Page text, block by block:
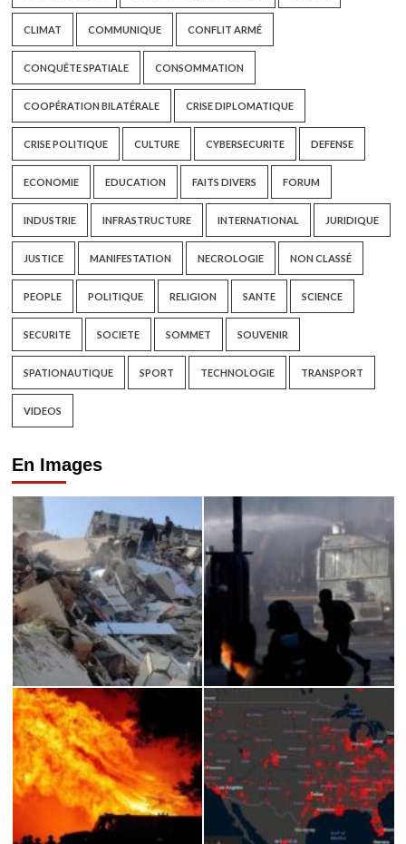
CLIMAT COMMUNIQUE CONFLIT ARMÉ
CONQUÊTE SPATIALE CONSOMMATION
COOPÉRATION BILATÉRALE CRISE DIPLOMATIQUE
CRISE POLITIQUE CULTURE CYBERSECURITE DEFENSE
ECONOMIE EDUCATION FAITS DIVERS FORUM
INDUSTRIE INFRASTRUCTURE INTERNATIONAL JURIDIQUE
JUSTICE MANIFESTATION NECROLOGIE NON CLASSÉ
PEOPLE POLITIQUE RELIGION SANTE SCIENCE
SECURITE SOCIETE SOMMET SOUVENIR
SPATIONAUTIQUE SPORT TECHNOLOGIE TRANSPORT
VIDEOS
En Images